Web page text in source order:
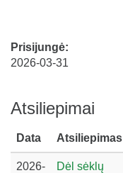
Prisijungė:
2026-03-31
Atsiliepimai
Data Atsiliepimas
2026-
Dėl sėklų